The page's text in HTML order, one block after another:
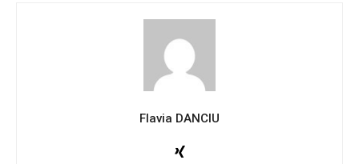
Flavia DANCIU